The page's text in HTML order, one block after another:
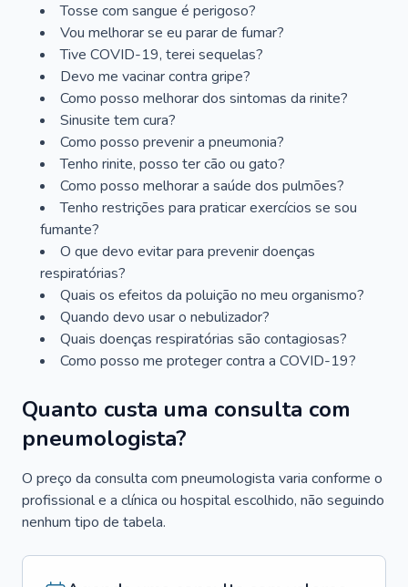
Tosse com sangue é perigoso?
Vou melhorar se eu parar de fumar?
Tive COVID-19, terei sequelas?
Devo me vacinar contra gripe?
Como posso melhorar dos sintomas da rinite?
Sinusite tem cura?
Como posso prevenir a pneumonia?
Tenho rinite, posso ter cão ou gato?
Como posso melhorar a saúde dos pulmões?
Tenho restrições para praticar exercícios se sou
fumante?
O que devo evitar para prevenir doenças
respiratórias?
Quais os efeitos da poluição no meu organismo?
Quando devo usar o nebulizador?
Quais doenças respiratórias são contagiosas?
Como posso me proteger contra a COVID-19?
Quanto custa uma consulta com
pneumologista?
O preço da consulta com pneumologista varia conforme o
profissional e a clínica ou hospital escolhido, não seguindo
nenhum tipo de tabela.